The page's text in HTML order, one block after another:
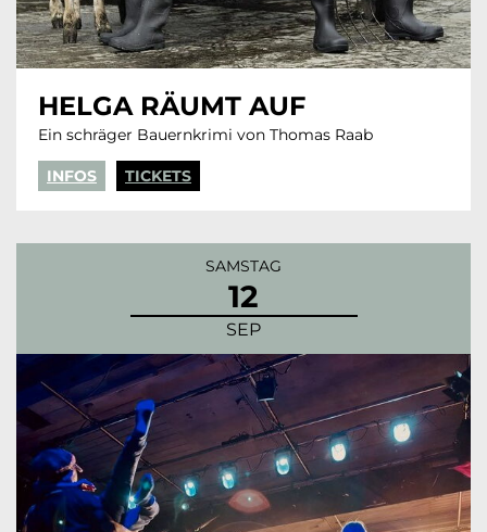
HELGA RÄUMT AUF
Ein schräger Bauernkrimi von Thomas Raab
INFOS TICKETS
SAMSTAG
12
SEP